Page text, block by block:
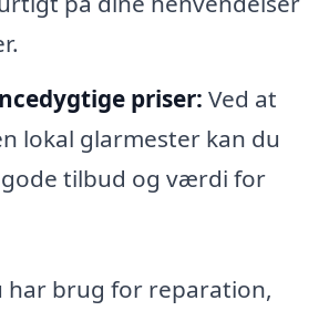
priser: Ved at
lokal glarmester kan du
tilbud og værdi for
har brug for reparation,